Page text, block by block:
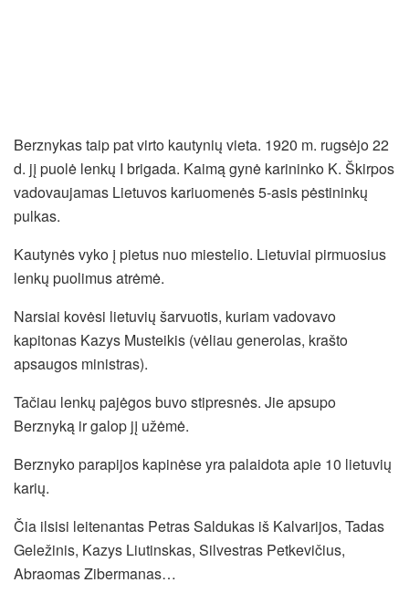
Berznykas taip pat virto kautynių vieta. 1920 m. rugsėjo 22
d. jį puolė lenkų I brigada. Kaimą gynė karininko K. Škirpos
vadovaujamas Lietuvos kariuomenės 5-asis pėstininkų
pulkas.
Kautynės vyko į pietus nuo miestelio. Lietuviai pirmuosius
lenkų puolimus atrėmė.
Narsiai kovėsi lietuvių šarvuotis, kuriam vadovavo
kapitonas Kazys Musteikis (vėliau generolas, krašto
apsaugos ministras).
Tačiau lenkų pajėgos buvo stipresnės. Jie apsupo
Berznyką ir galop jį užėmė.
Berznyko parapijos kapinėse yra palaidota apie 10 lietuvių
karių.
Čia ilsisi leitenantas Petras Saldukas iš Kalvarijos, Tadas
Geležinis, Kazys Liutinskas, Silvestras Petkevičius,
Abraomas Zibermanas…